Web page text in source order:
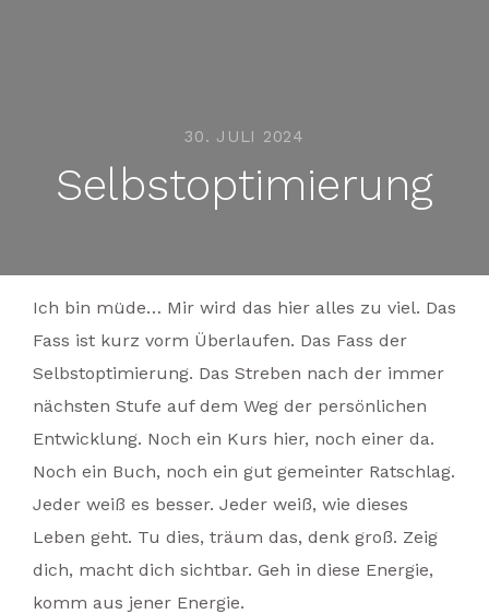
30. JULI 2024
Selbstoptimierung
Ich bin müde… Mir wird das hier alles zu viel. Das
Fass ist kurz vorm Überlaufen. Das Fass der
Selbstoptimierung. Das Streben nach der immer
nächsten Stufe auf dem Weg der persönlichen
Entwicklung. Noch ein Kurs hier, noch einer da.
Noch ein Buch, noch ein gut gemeinter Ratschlag.
Jeder weiß es besser. Jeder weiß, wie dieses
Leben geht. Tu dies, träum das, denk groß. Zeig
dich, macht dich sichtbar. Geh in diese Energie,
komm aus jener Energie.